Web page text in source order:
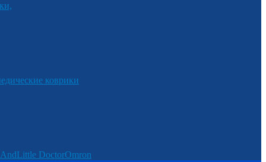
коврики
AndLittle DoctorOmron